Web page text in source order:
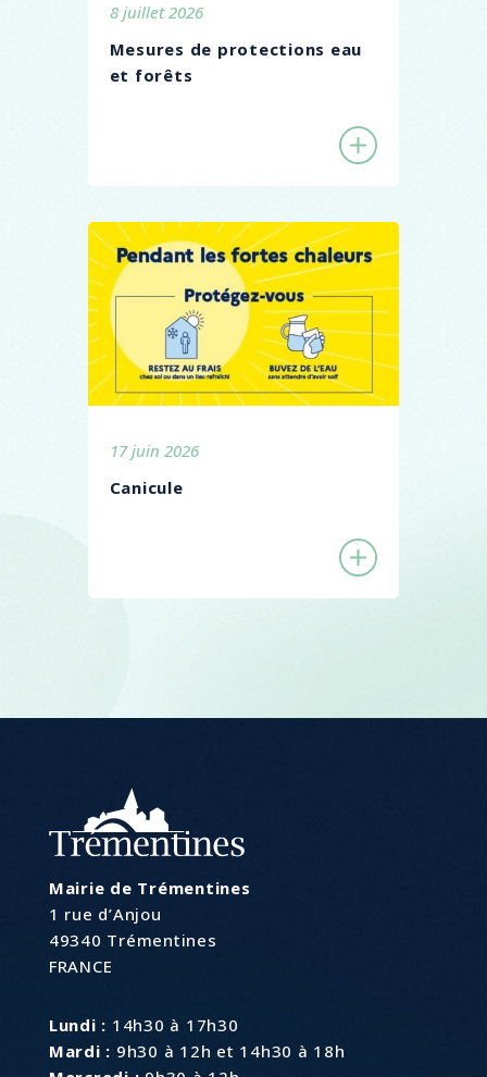
Mesures de protections eau
et forêts
8 juillet 2026
Canicule
17 juin 2026
Mairie de Trémentines
1 rue d’Anjou
49340 Trémentines
FRANCE
Lundi : 14h30 à 17h30
Mardi : 9h30 à 12h et 14h30 à 18h